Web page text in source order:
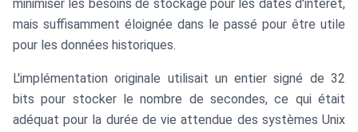
minimiser les besoins de stockage pour les dates d'intérêt,
mais suffisamment éloignée dans le passé pour être utile
pour les données historiques.
L'implémentation originale utilisait un entier signé de 32
bits pour stocker le nombre de secondes, ce qui était
adéquat pour la durée de vie attendue des systèmes Unix